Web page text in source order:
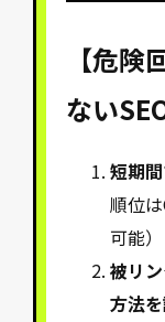
【危
ない
短期
順位
可能）
被リ
方法